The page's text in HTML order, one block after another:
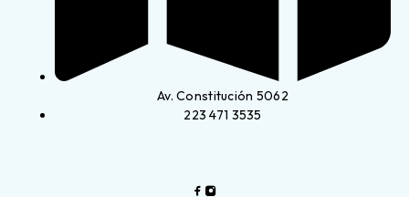
Av. Constitución 5062
223 471 3535